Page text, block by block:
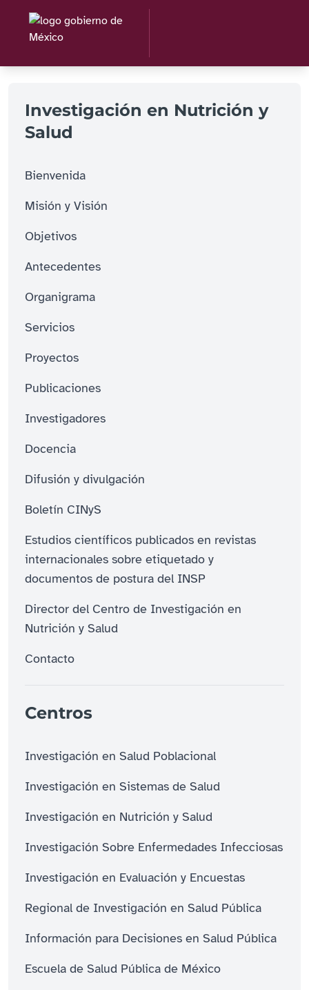
Investigación en Nutrición y
Salud
Bienvenida
Misión y Visión
Objetivos
Antecedentes
Organigrama
Servicios
Proyectos
Publicaciones
Investigadores
Docencia
Difusión y divulgación
Boletín CINyS
Estudios científicos publicados en revistas
internacionales sobre etiquetado y
documentos de postura del INSP
Director del Centro de Investigación en
Nutrición y Salud
Contacto
Centros
Investigación en Salud Poblacional
Investigación en Sistemas de Salud
Investigación en Nutrición y Salud
Investigación Sobre Enfermedades Infecciosas
Investigación en Evaluación y Encuestas
Regional de Investigación en Salud Pública
Información para Decisiones en Salud Pública
Escuela de Salud Pública de México